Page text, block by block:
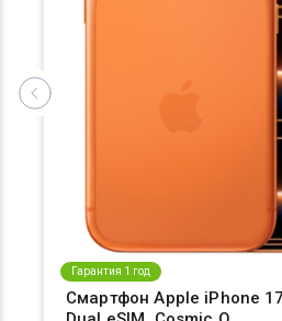
Гарантия 1 год
Смартфон Apple iPhone